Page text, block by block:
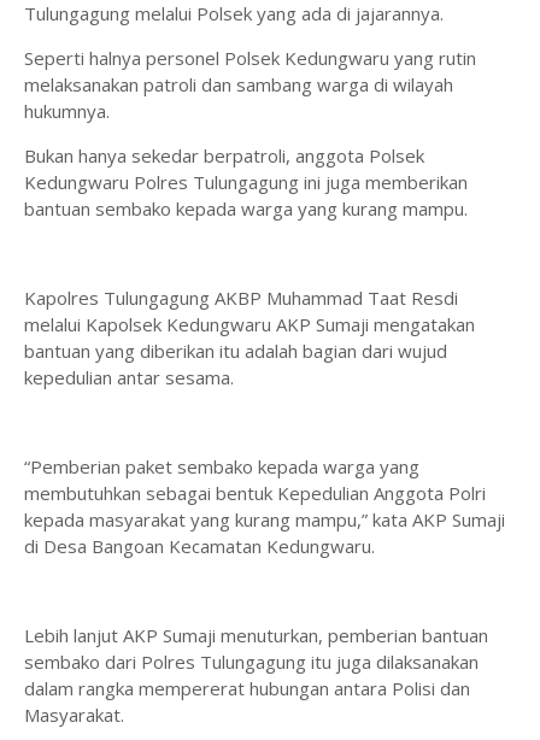
Tulungagung melalui Polsek yang ada di jajarannya.
Seperti halnya personel Polsek Kedungwaru yang rutin
melaksanakan patroli dan sambang warga di wilayah
hukumnya.
Bukan hanya sekedar berpatroli, anggota Polsek
Kedungwaru Polres Tulungagung ini juga memberikan
bantuan sembako kepada warga yang kurang mampu.
Kapolres Tulungagung AKBP Muhammad Taat Resdi
melalui Kapolsek Kedungwaru AKP Sumaji mengatakan
bantuan yang diberikan itu adalah bagian dari wujud
kepedulian antar sesama.
“Pemberian paket sembako kepada warga yang
membutuhkan sebagai bentuk Kepedulian Anggota Polri
kepada masyarakat yang kurang mampu,” kata AKP Sumaji
di Desa Bangoan Kecamatan Kedungwaru.
Lebih lanjut AKP Sumaji menuturkan, pemberian bantuan
sembako dari Polres Tulungagung itu juga dilaksanakan
dalam rangka mempererat hubungan antara Polisi dan
Masyarakat.